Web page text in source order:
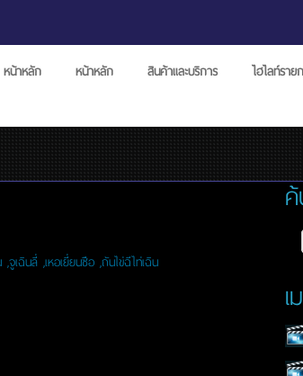
หน้าหลัก หน้าหลัก สินค้าและบริการ ไฮไลท์ราย
เฉินลี่ ,เหอเยี่ยนซือ ,ถันไข่ฉีไท่เฉิน